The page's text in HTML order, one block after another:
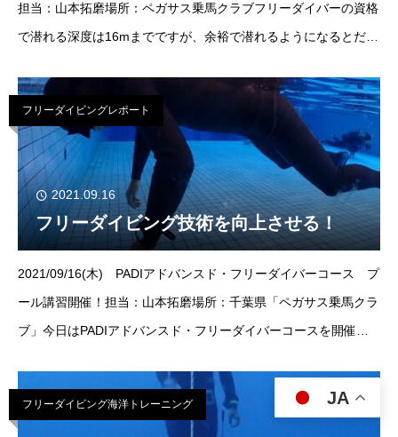
担当：山本拓磨場所：ペガサス乗馬クラブフリーダイバーの資格
で潜れる深度は16mまでですが、余裕で潜れるようになるとだん
フリーダイビングレポート
2021.09.16
フリーダイビング技術を向上させる！
2021/09/16(木) PADIアドバンスド・フリーダイバーコース プ
ール講習開催！担当：山本拓磨場所：千葉県「ペガサス乗馬クラ
ブ」今日はPADIアドバンスド・フリーダイバーコースを開催し
フリーダイビング海洋トレーニング JA